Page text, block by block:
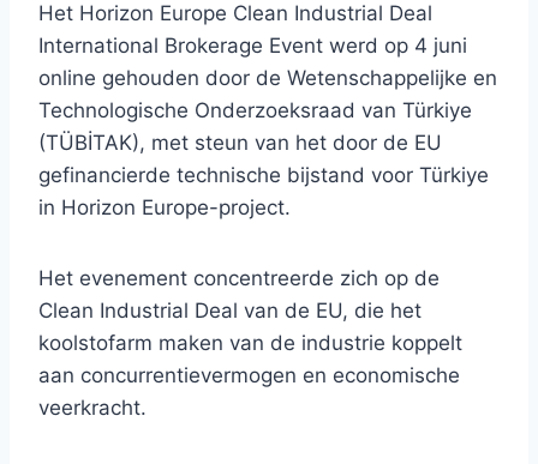
Het Horizon Europe Clean Industrial Deal
International Brokerage Event werd op 4 juni
online gehouden door de Wetenschappelijke en
Technologische Onderzoeksraad van Türkiye
(TÜBİTAK), met steun van het door de EU
gefinancierde technische bijstand voor Türkiye
in Horizon Europe-project.
Het evenement concentreerde zich op de
Clean Industrial Deal van de EU, die het
koolstofarm maken van de industrie koppelt
aan concurrentievermogen en economische
veerkracht.